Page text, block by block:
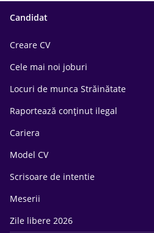
Candidat
Creare CV
Cele mai noi joburi
Locuri de munca Străinătate
Raportează conținut ilegal
Cariera
Model CV
Scrisoare de intentie
Meserii
Zile libere 2026